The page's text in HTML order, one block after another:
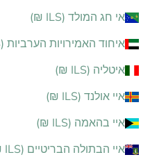
אי חג המולד (ILS ₪)
איחוד האמירויות הערביות (ILS ₪)
איטליה (ILS ₪)
איי אולנד (ILS ₪)
איי בהאמה (ILS ₪)
איי הבתולה הבריטיים (ILS ₪)